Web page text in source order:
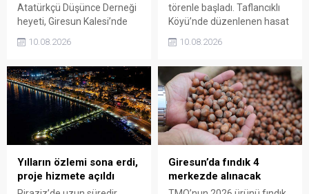
Atatürkçü Düşünce Derneği
heyeti, Giresun Kalesi’nde
Ağa’nın anıt mezarını
47. Gönüllü Giresun
Alaylarının Millî Mücadele’de
üstlendiği kritik rol ve
Giresun’un bağımsızlık
uğruna ödediği ağır bedel bir
kez daha gündeme taşındı.
10.08.2026
törenle başladı. Taflancıklı
Köyü’nde düzenlenen hasat
bahçeye girerken, sezonun
horon eşliğinde toplanarak
harmana döküldü.
10.08.2026
Yılların özlemi sona erdi,
proje hizmete açıldı
Giresun’da fındık 4
merkezde alınacak